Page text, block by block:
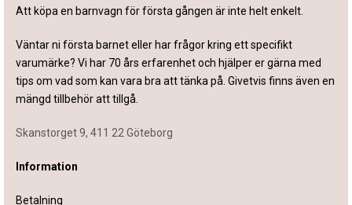
Att köpa en barnvagn för första gången är inte helt enkelt.
Väntar ni första barnet eller har frågor kring ett specifikt
varumärke? Vi har 70 års erfarenhet och hjälper er gärna med
tips om vad som kan vara bra att tänka på. Givetvis finns även en
mängd tillbehör att tillgå.
Skanstorget 9, 411 22 Göteborg
Information
Betalning